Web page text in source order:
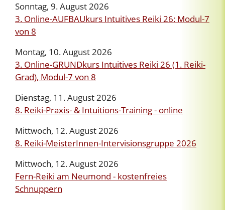
Sonntag, 9. August 2026
3. Online-AUFBAUkurs Intuitives Reiki 26: Modul-7
von 8
Montag, 10. August 2026
3. Online-GRUNDkurs Intuitives Reiki 26 (1. Reiki-
Grad), Modul-7 von 8
Dienstag, 11. August 2026
8. Reiki-Praxis- & Intuitions-Training - online
Mittwoch, 12. August 2026
8. Reiki-MeisterInnen-Intervisionsgruppe 2026
Mittwoch, 12. August 2026
Fern-Reiki am Neumond - kostenfreies
Schnuppern